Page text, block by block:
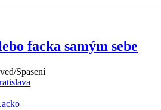
facka samým sebe
Spasení